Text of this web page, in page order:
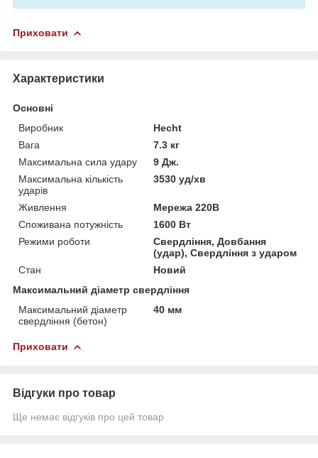
Приховати
Характеристики
Основні
Виробник
Hecht
Вага
7.3 кг
Максимальна сила удару
9 Дж.
Максимальна кількість
ударів
3530 уд/хв
Живлення
Мережа 220В
Споживана потужність
1600 Вт
Режими роботи
Свердління, Довбання
(удар), Свердління з ударом
Стан
Новий
Максимальний діаметр свердління
Максимальний діаметр
свердління (бетон)
40 мм
Приховати
Відгуки про товар
Ще немає відгуків про цей товар